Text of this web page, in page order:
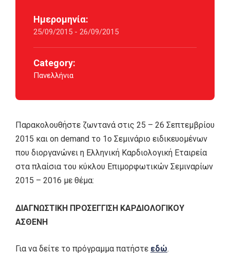
Ημερομηνία:
25/09/2015 - 26/09/2015
Category:
Πανελλήνια
Παρακολουθήστε ζωντανά στις 25 – 26 Σεπτεμβρίου
2015 και on demand το 1ο Σεμινάριο ειδικευομένων
που διοργανώνει η Ελληνική Καρδιολογική Εταιρεία
στα πλαίσια του κύκλου Επιμορφωτικών Σεμιναρίων
2015 – 2016 με θέμα:
ΔΙΑΓΝΩΣΤΙΚΗ ΠΡΟΣΕΓΓΙΣΗ ΚΑΡΔΙΟΛΟΓΙΚΟΥ
ΑΣΘΕΝΗ
Για να δείτε το πρόγραμμα πατήστε εδώ.